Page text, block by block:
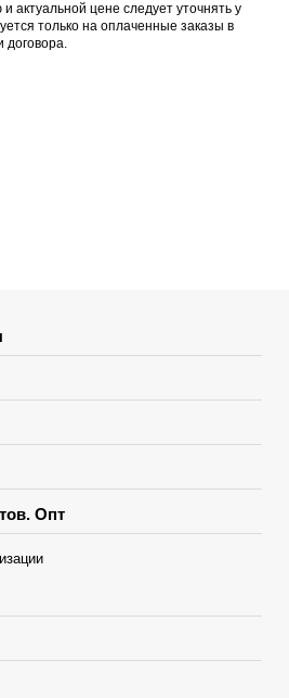
цене следует уточнять у
только на оплаченные заказы в
договора.
Опт